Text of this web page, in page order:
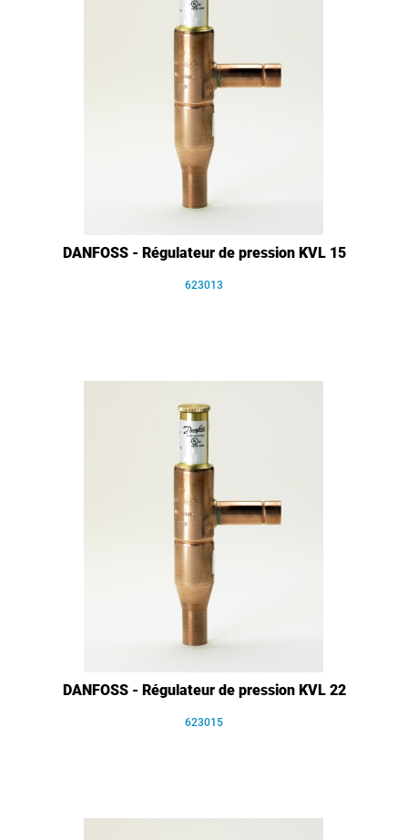
DANFOSS - Régulateur de pression KVL 15
623013
DANFOSS - Régulateur de pression KVL 22
623015